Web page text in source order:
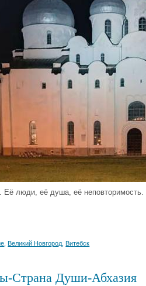
Её люди, её душа, её
,Великий Новгород ,Витебск
Страна Души-Абхазия